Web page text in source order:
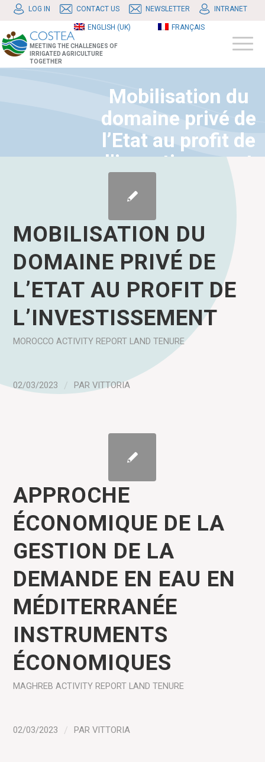
LOG IN CONTACT US NEWSLETTER INTRANET
ENGLISH (UK) FRANÇAIS
MEETING THE CHALLENGES OF
IRRIGATED AGRICULTURE
TOGETHER
Mobilisation du
domaine privé de
l’Etat au profit de
l’investissement
MOBILISATION DU
DOMAINE PRIVÉ DE
L’ETAT AU PROFIT DE
L’INVESTISSEMENT
MOROCCO ACTIVITY REPORT LAND TENURE
02/03/2023 / PARVITTORIA
APPROCHE
ÉCONOMIQUE DE LA
GESTION DE LA
DEMANDE EN EAU EN
MÉDITERRANÉE
INSTRUMENTS
ÉCONOMIQUES
MAGHREB ACTIVITY REPORT LAND TENURE
02/03/2023 / PARVITTORIA